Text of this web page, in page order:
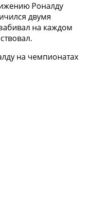
Мира
групп
Роналду
двумя
на каждом
на чемпионатах